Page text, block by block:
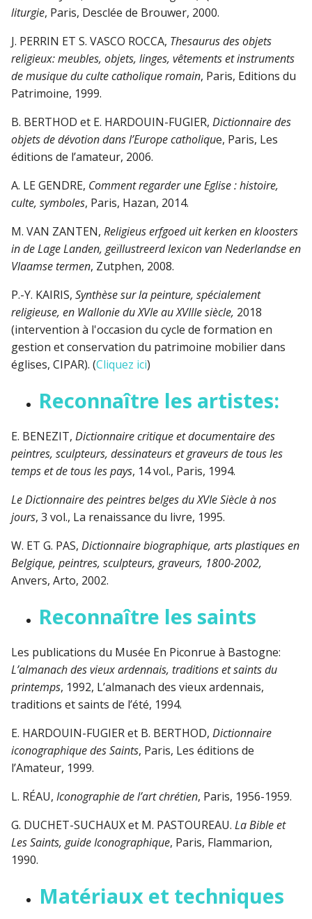
liturgie, Paris, Desclée de Brouwer, 2000.
J. PERRIN ET S. VASCO ROCCA, Thesaurus des objets
religieux: meubles, objets, linges, vêtements et instruments
de musique du culte catholique romain, Paris, Editions du
Patrimoine, 1999.
B. BERTHOD et E. HARDOUIN-FUGIER, Dictionnaire des
objets de dévotion dans l’Europe catholique, Paris, Les
éditions de l’amateur, 2006.
A. LE GENDRE, Comment regarder une Eglise : histoire,
culte, symboles, Paris, Hazan, 2014.
M. VAN ZANTEN, Religieus erfgoed uit kerken en kloosters
in de Lage Landen, geïllustreerd lexicon van Nederlandse en
Vlaamse termen, Zutphen, 2008.
P.-Y. KAIRIS, Synthèse sur la peinture, spécialement
religieuse, en Wallonie du XVIe au XVIIIesiècle, 2018
(intervention à l'occasion du cycle de formation en
gestion et conservation du patrimoine mobilier dans
églises, CIPAR). (Cliquez ici)
Reconnaître les artistes:
E. BENEZIT, Dictionnaire critique et documentaire des
peintres, sculpteurs, dessinateurs et graveurs de tous les
temps et de tous les pays, 14 vol., Paris, 1994.
Le Dictionnaire des peintres belges du XVIe Siècle à nos
jours, 3 vol., La renaissance du livre, 1995.
W. ET G. PAS, Dictionnaire biographique, arts plastiques en
Belgique, peintres, sculpteurs, graveurs, 1800-2002,
Anvers, Arto, 2002.
Reconnaître les saints
Les publications du Musée En Piconrue à Bastogne:
L’almanach des vieux ardennais, traditions et saints du
printemps, 1992, L’almanach des vieux ardennais,
traditions et saints de l’été, 1994.
E. HARDOUIN-FUGIER et B. BERTHOD, Dictionnaire
iconographique des Saints, Paris, Les éditions de
l’Amateur, 1999.
L. RÉAU, Iconographie de l’art chrétien, Paris, 1956-1959.
G. DUCHET-SUCHAUX et M. PASTOUREAU. La Bible et
Les Saints, guide Iconographique, Paris, Flammarion,
1990.
Matériaux et techniques